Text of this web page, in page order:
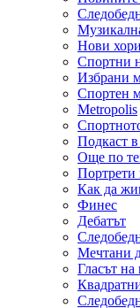
Нови
Спортни
Избрани
Спортен
Metropolis
Подкаст
Още по
Портрети
Как да
Финес
Дебатът
Мечтани
Гласът на